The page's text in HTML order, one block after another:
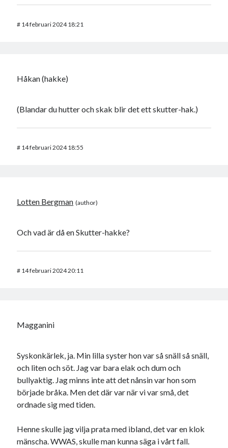
# 14 februari 2024 18:21
Håkan (hakke)
(Blandar du hutter och skak blir det ett skutter-hak.)
# 14 februari 2024 18:55
Lotten Bergman
Och vad är då en Skutter-hakke?
# 14 februari 2024 20:11
Magganini
Syskonkärlek, ja. Min lilla syster hon var så snäll så snäll,
och liten och söt. Jag var bara elak och dum och
bullyaktig. Jag minns inte att det nånsin var hon som
började bråka. Men det där var när vi var små, det
ordnade sig med tiden.
Henne skulle jag vilja prata med ibland, det var en klok
mänscha. WWAS, skulle man kunna säga i vårt fall.